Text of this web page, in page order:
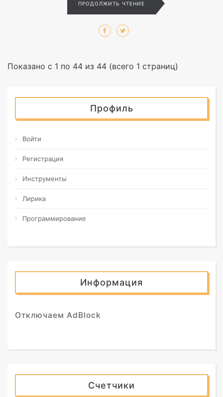
ПРОДОЛЖИТЬ ЧТЕНИЕ
Показано с 1 по 44 из 44 (всего 1 страниц)
Профиль
Войти
Регистрация
Инструменты
Лирика
Программирование
Информация
Отключаем AdBlock
Счетчики